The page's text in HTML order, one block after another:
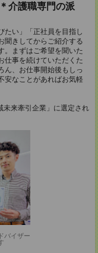
介護職専門の派
たい」「正社員を目指し
聞きしてからご紹介する
。まずはご希望を聞いた
仕事を続けていただくた
ん、お仕事開始後もしっ
安なことがあればお気軽
来牽引企業」に選定され
バイザー